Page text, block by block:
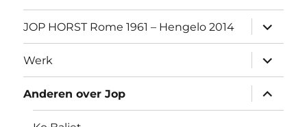
JOP HORST Rome 1961 – Hengelo 2014
Werk
Anderen over Jop